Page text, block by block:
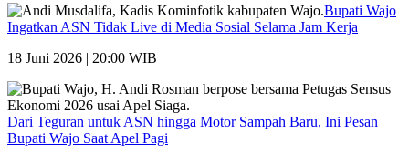
Bupati Wajo
Ingatkan ASN Tidak Live di Media Sosial Selama Jam Kerja
18 Juni 2026 | 20:00 WIB
Dari Teguran untuk ASN hingga Motor Sampah Baru, Ini Pesan
Bupati Wajo Saat Apel Pagi